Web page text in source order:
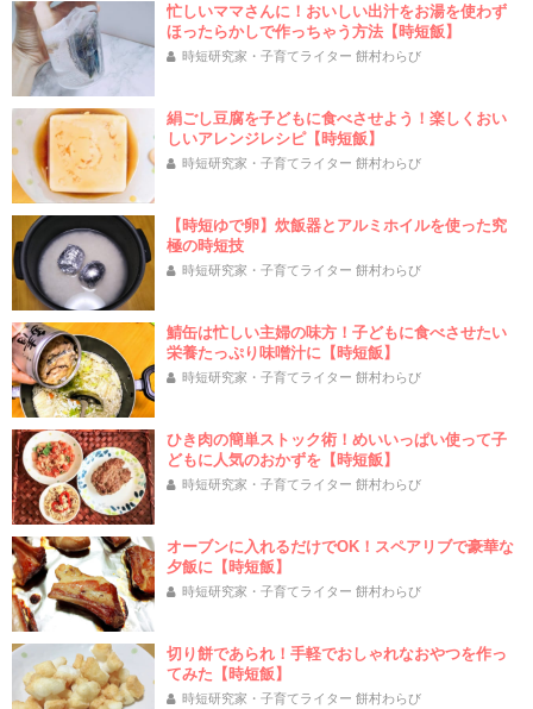
忙しいママさんに！おいしい出汁をお湯を使わず
ほったらかしで作っちゃう方法【時短飯】
時短研究家・子育てライター 餅村わらび
絹ごし豆腐を子どもに食べさせよう！楽しくおい
しいアレンジレシピ【時短飯】
時短研究家・子育てライター 餅村わらび
【時短ゆで卵】炊飯器とアルミホイルを使った究
極の時短技
時短研究家・子育てライター 餅村わらび
鯖缶は忙しい主婦の味方！子どもに食べさせたい
栄養たっぷり味噌汁に【時短飯】
時短研究家・子育てライター 餅村わらび
ひき肉の簡単ストック術！めいいっぱい使って子
どもに人気のおかずを【時短飯】
時短研究家・子育てライター 餅村わらび
オーブンに入れるだけでOK！スペアリブで豪華な
夕飯に【時短飯】
時短研究家・子育てライター 餅村わらび
切り餅であられ！手軽でおしゃれなおやつを作っ
てみた【時短飯】
時短研究家・子育てライター 餅村わらび